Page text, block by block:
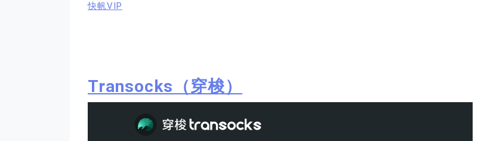
快帆VIP
Transocks（穿梭）